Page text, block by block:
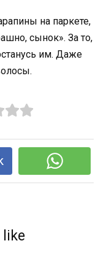
на паркете,
сынок». За то,
им. Даже